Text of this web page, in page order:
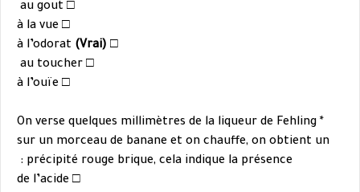
□ au gout
□ à la vue
□ à l’odorat
(Vrai)
□ au toucher
□ à l’ouïe
* On verse quelques millimètres de la liqueur
de Fehling
sur un morceau de banane et on chauffe, on obtient un
précipité rouge brique, cela indique la présence :
□ de l’acide